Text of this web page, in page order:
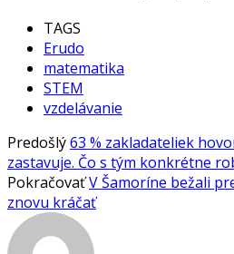
TAGS
Erudo
matematika
STEM
vzdelávanie
Predošlý63 % zakladateliek
zastavuje. Čo s tým konkrétne
PokračovaťV Šamoríne bežali
znovu kráčať